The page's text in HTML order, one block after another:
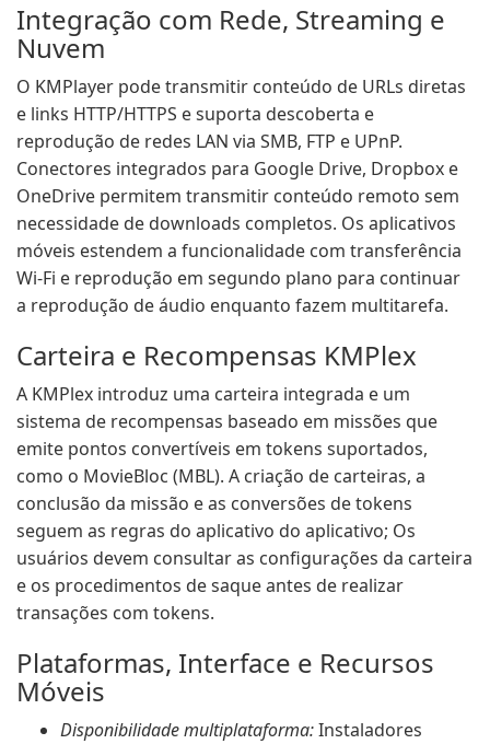
Integração com Rede, Streaming e
Nuvem
O KMPlayer pode transmitir conteúdo de URLs diretas
e links HTTP/HTTPS e suporta descoberta e
reprodução de redes LAN via SMB, FTP e UPnP.
Conectores integrados para Google Drive, Dropbox e
OneDrive permitem transmitir conteúdo remoto sem
necessidade de downloads completos. Os aplicativos
móveis estendem a funcionalidade com transferência
Wi-Fi e reprodução em segundo plano para continuar
a reprodução de áudio enquanto fazem multitarefa.
Carteira e Recompensas KMPlex
A KMPlex introduz uma carteira integrada e um
sistema de recompensas baseado em missões que
emite pontos convertíveis em tokens suportados,
como o MovieBloc (MBL). A criação de carteiras, a
conclusão da missão e as conversões de tokens
seguem as regras do aplicativo do aplicativo; Os
usuários devem consultar as configurações da carteira
e os procedimentos de saque antes de realizar
transações com tokens.
Plataformas, Interface e Recursos
Móveis
Disponibilidade multiplataforma:Instaladores